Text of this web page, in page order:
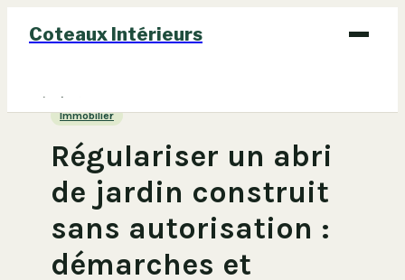
Coteaux Intérieurs
Bricolage
Immobilier
Jardinage
Immobilier
Régulariser un abri
de jardin construit
sans autorisation :
démarches et